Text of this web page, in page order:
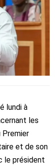
lundi à
les
Premier
et de son
le président